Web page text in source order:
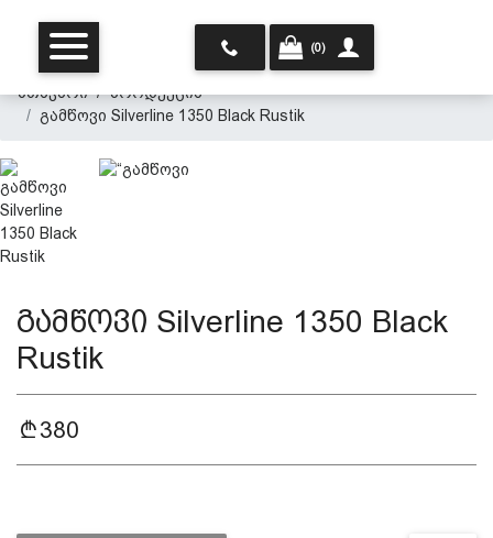
ჩვენ შესახებ
პროდუქცია
(0)
მთავარი
პროდუქცია
გამწოვი Silverline 1350 Black Rustik
გამწოვი Silverline 1350 Black
Rustik
380